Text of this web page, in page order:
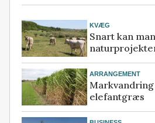
KVÆG
Snart kan
ARRANGEMENT
elefantgræs